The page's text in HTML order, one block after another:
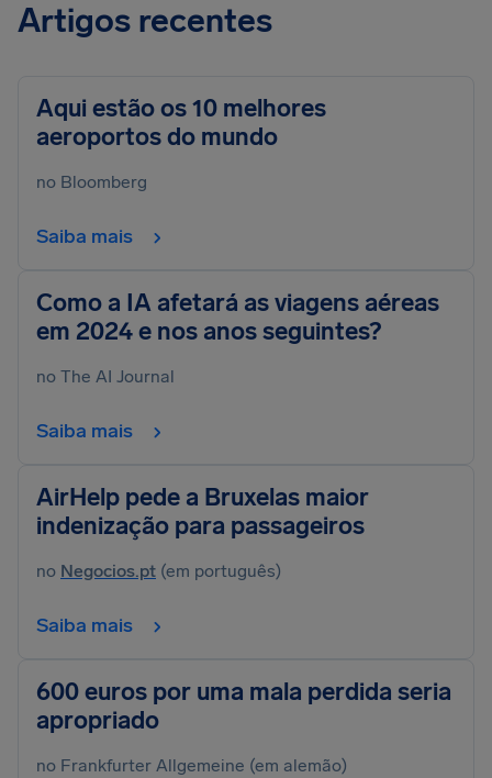
Artigos recentes
Aqui estão os 10 melhores
aeroportos do mundo
no Bloomberg
Saiba mais
Como a IA afetará as viagens aéreas
em 2024 e nos anos seguintes?
no The AI Journal
Saiba mais
AirHelp pede a Bruxelas maior
indenização para passageiros
no Negocios.pt (em português)
Saiba mais
600 euros por uma mala perdida seria
apropriado
no Frankfurter Allgemeine (em alemão)